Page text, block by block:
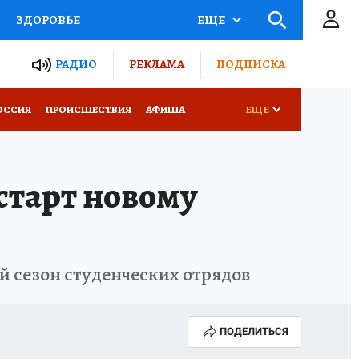
ЗДОРОВЬЕ
РОССИИ
ЕЩЕ
РАДИО РЕКЛАМА ПОДПИСКА
ПРОИСШЕСТВИЯ АФИША ЕЩЕ
новому
студенческих отрядов
ПОДЕЛИТЬСЯ